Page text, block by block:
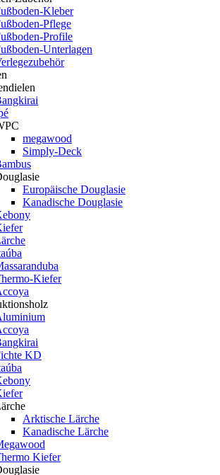
Kleber
Pflege
Profile
Unterlagen
megawood
Simply-Deck
Europäische Douglasie
Kanadische Douglasie
Kiefer
KD
Arktische Lärche
Kanadische Lärche
Kiefer